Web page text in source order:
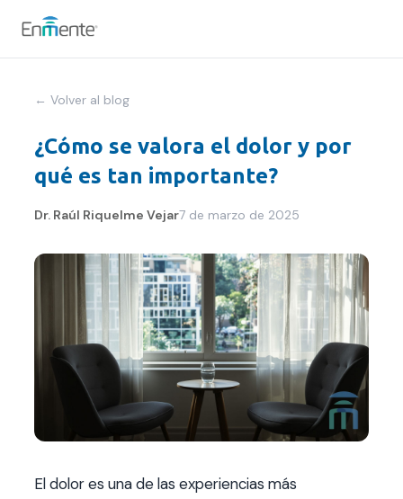
Nosotros
Cómo trabajamos
Servicios
Convenios
← Volver al blog
¿Cómo se valora el dolor y por
qué es tan importante?
Dr. Raúl Riquelme Vejar7 de marzo de 2025
El dolor es una de las experiencias más